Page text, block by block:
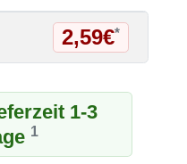
2,59€*
1-3
1